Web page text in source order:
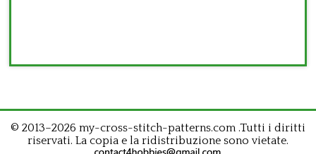
© 2013–2026 my-cross-stitch-patterns.com .Tutti i diritti
riservati. La copia e la ridistribuzione sono vietate.